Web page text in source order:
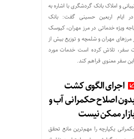
و املاک بانک گردشگری با اشاره به
ایام اربعین حسینی گفت: بانک
ویژه خدماتی در مرز مهران، کیوسک
مرزهای مهران و شلمچه و توزیع بیش از
سفر، تلاش کرده است خدمات مورد
این سفر معنوی فراهم کند.
اجرای الگوی کشت
اصلاح حکمرانی آب و
ممکن نیست
یکپارچه را مهم‌ترین مانع تحقق